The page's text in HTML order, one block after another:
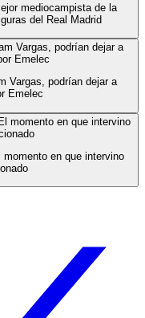
mediocampista de la
del Real Madrid
Vargas, podrían dejar a
Emelec
en que intervino